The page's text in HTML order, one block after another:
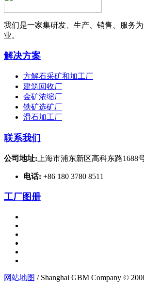
我们是一家集研发、生产、销售、服务
业。
解决方案
方解石采矿和加工厂
建筑回收厂
金矿浓缩厂
铁矿选矿厂
滑石加工厂
联系我们
公司地址: 上海市浦东新区高科东路1688
电话: +86 180 3780 8511
工厂图册
网站地图 / Shanghai GBM Company ©